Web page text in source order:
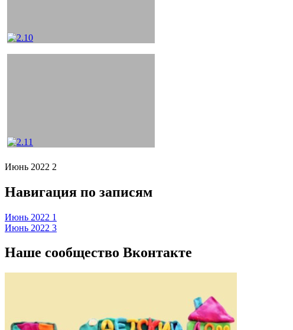
Июнь 2022 2
Навигация по записям
Июнь 2022 1
Июнь 2022 3
Наше сообщество Вконтакте